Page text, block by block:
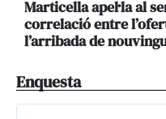
Marticella apel·la al
correlació entre
l’arribada de
Enquesta